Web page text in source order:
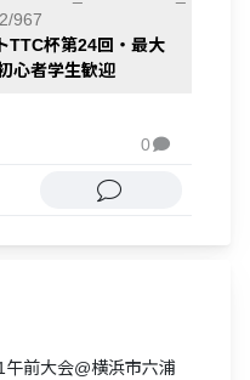
967
TTC杯第24回・最大
心者学生歓迎
0
前大会@横浜市六浦